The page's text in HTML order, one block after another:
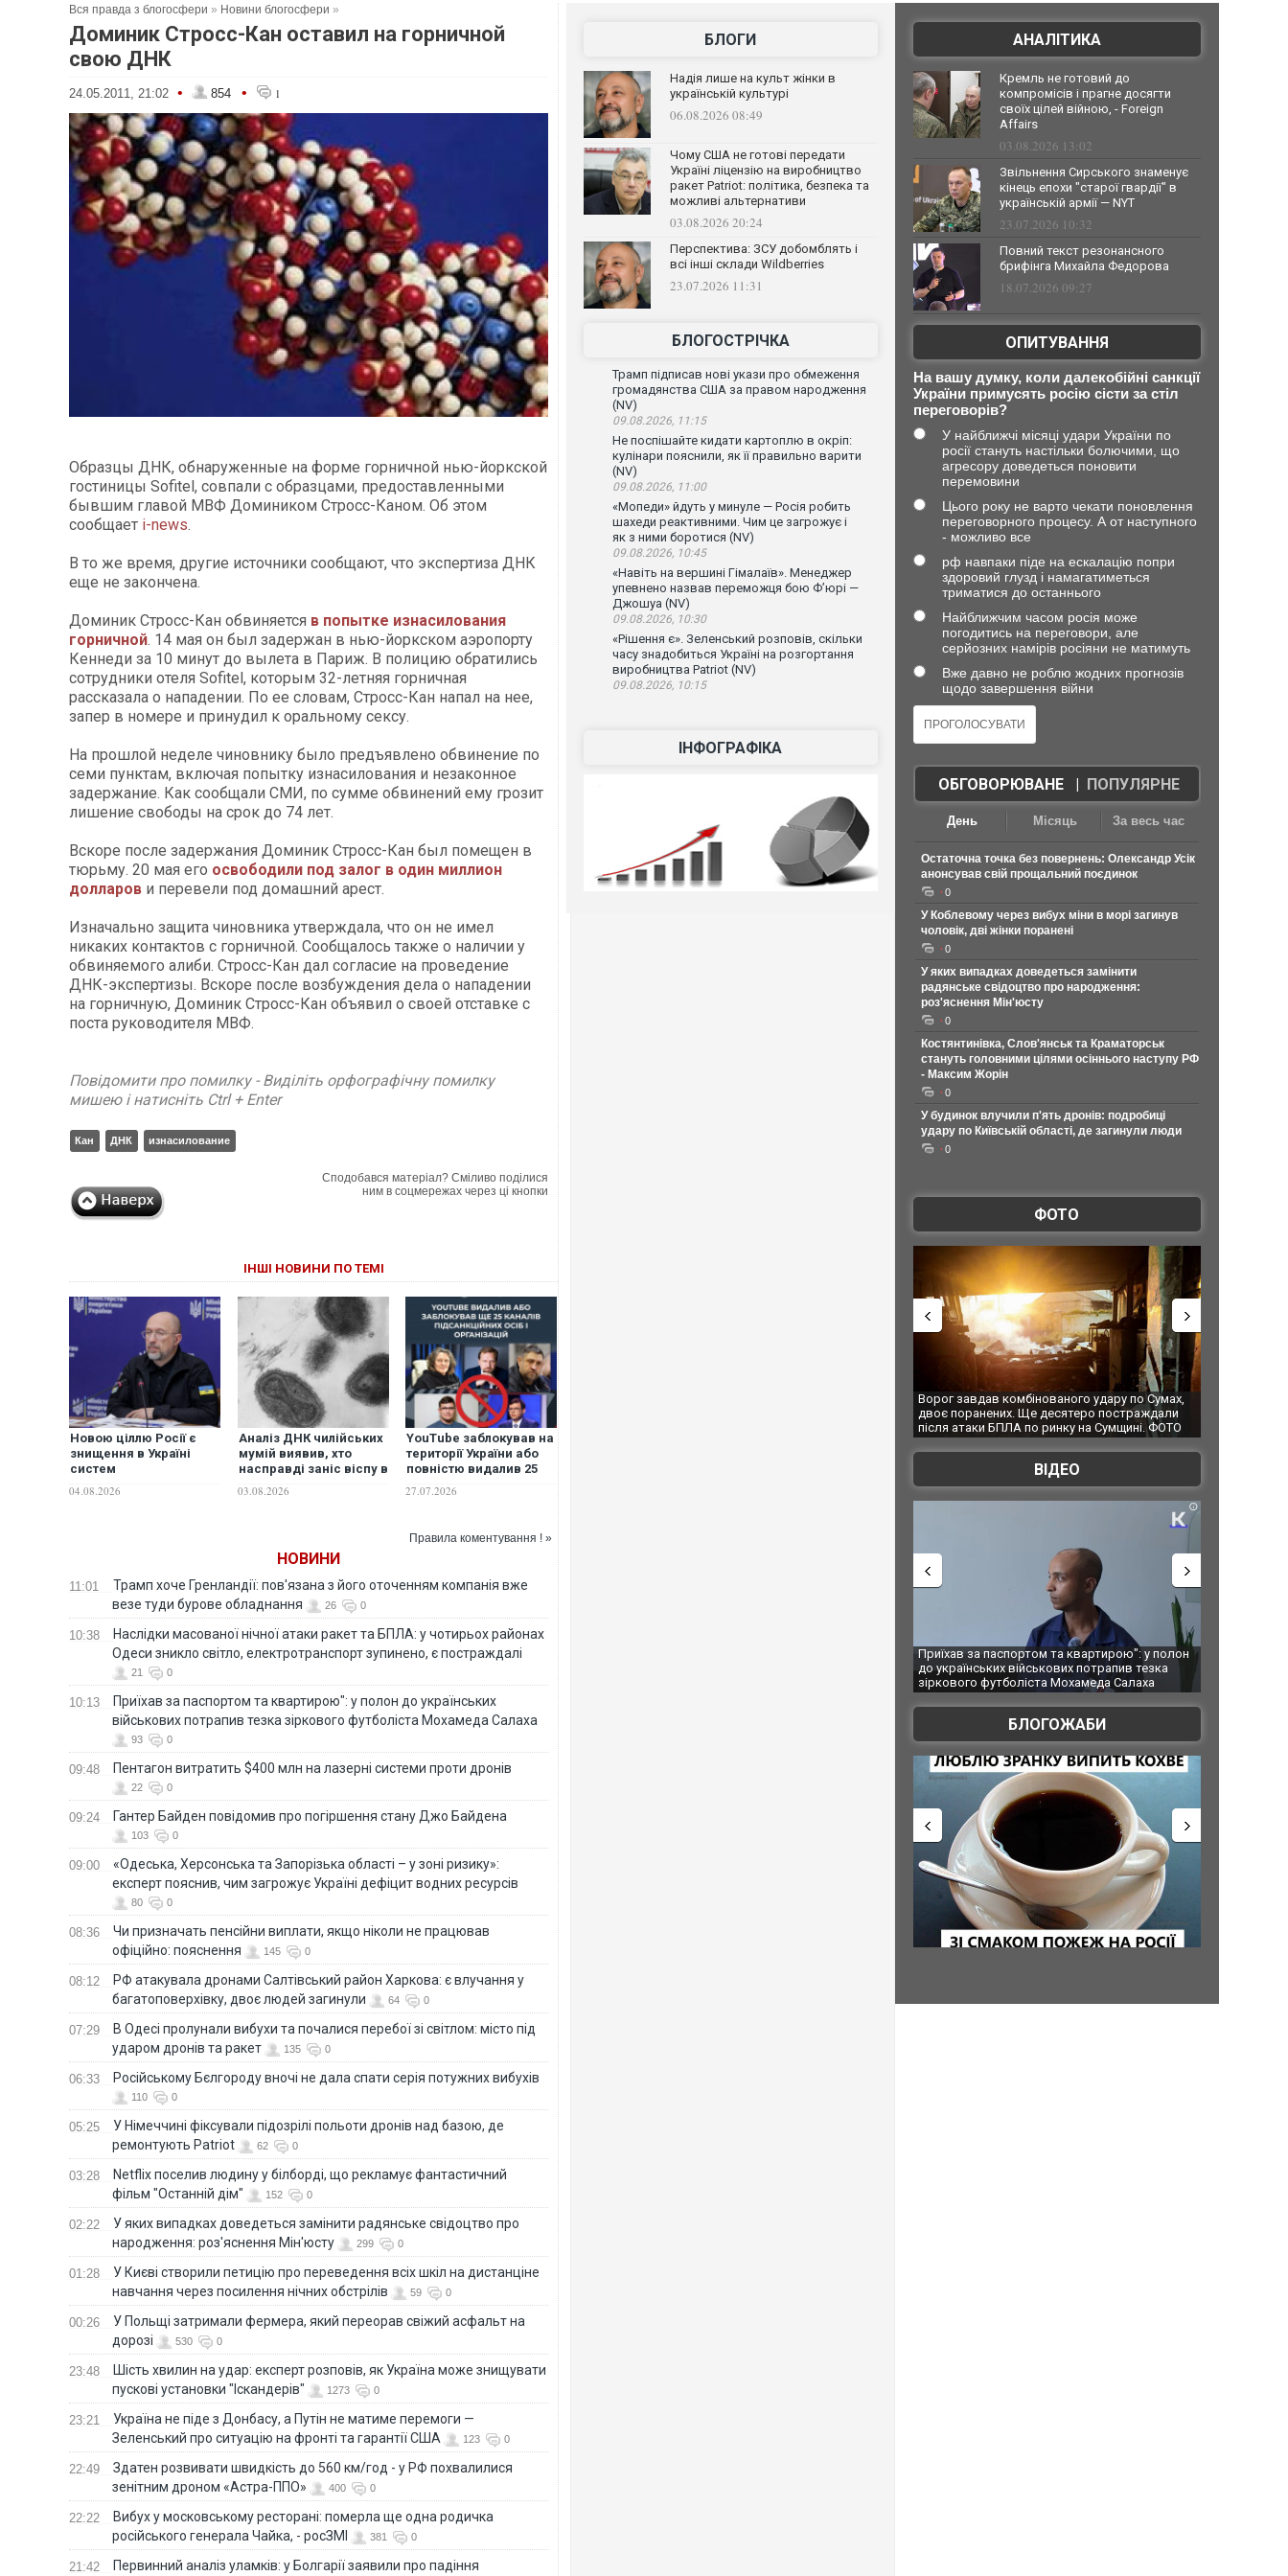
Вся правда з блогосфери » Новини блогосфери »
Доминик Стросс-Кан оставил на горничной
свою ДНК
24.05.2011, 21:02 • 854 • 1
Образцы ДНК, обнаруженные на форме горничной нью-йоркской
гостиницы Sofitel, совпали с образцами, предоставленными
бывшим главой МВФ Домиником Стросс-Каном. Об этом
сообщает i-news.
В то же время, другие источники сообщают, что экспертиза ДНК
еще не закончена.
Доминик Стросс-Кан обвиняется в попытке изнасилования
горничной. 14 мая он был задержан в нью-йоркском аэропорту
Кеннеди за 10 минут до вылета в Париж. В полицию обратились
сотрудники отеля Sofitel, которым 32-летняя горничная
рассказала о нападении. По ее словам, Стросс-Кан напал на нее,
запер в номере и принудил к оральному сексу.
На прошлой неделе чиновнику было предъявлено обвинение по
семи пунктам, включая попытку изнасилования и незаконное
задержание. Как сообщали СМИ, по сумме обвинений ему грозит
лишение свободы на срок до 74 лет.
Вскоре после задержания Доминик Стросс-Кан был помещен в
тюрьму. 20 мая его освободили под залог в один миллион
долларов и перевели под домашний арест.
Изначально защита чиновника утверждала, что он не имел
никаких контактов с горничной. Сообщалось также о наличии у
обвиняемого алиби. Стросс-Кан дал согласие на проведение
ДНК-экспертизы. Вскоре после возбуждения дела о нападении
на горничную, Доминик Стросс-Кан объявил о своей отставке с
поста руководителя МВФ.
Повідомити про помилку - Виділіть орфографічну помилку
мишею і натисніть Ctrl + Enter
Кан ДНК изнасилование
Сподобався матеріал? Сміливо поділися
ним в соцмережах через ці кнопки
ІНШІ НОВИНИ ПО ТЕМІ
Новою ціллю Росії є
знищення в Україні
систем
каналізації - Шмигаль
04.08.2026
Аналіз ДНК чилійських
мумій виявив, хто
насправді заніс віспу в
03.08.2026
YouTube заблокував на
території України або
повністю видалив 25
осіб та організацій
27.07.2026
Правила коментування ! »
НОВИНИ
11:01
Трамп хоче Гренландії: пов'язана з його оточенням компанія вже
везе туди бурове обладнання
26 0
10:38
Наслідки масованої нічної атаки ракет та БПЛА: у чотирьох районах
Одеси зникло світло, електротранспорт зупинено, є постраждалі
21 0
10:13
Приїхав за паспортом та квартирою": у полон до українських
військових потрапив тезка зіркового футболіста Мохамеда Салаха
93 0
09:48 Пентагон витратить $400 млн на лазерні системи проти дронів
22 0
09:24 Гантер Байден повідомив про погіршення стану Джо Байдена
103 0
09:00
«Одеська, Херсонська та Запорізька області – у зоні ризику»:
експерт пояснив, чим загрожує Україні дефіцит водних ресурсів
80 0
08:36
Чи призначать пенсійни виплати, якщо ніколи не працював
офіційно: пояснення
145 0
08:12
РФ атакувала дронами Салтівський район Харкова: є влучання у
багатоповерхівку, двоє людей загинули
64 0
07:29
В Одесі пролунали вибухи та почалися перебої зі світлом: місто під
ударом дронів та ракет
135 0
06:33 Російському Бєлгороду вночі не дала спати серія потужних вибухів
110 0
05:25
У Німеччині фіксували підозрілі польоти дронів над базою, де
ремонтують Patriot
62 0
03:28
Netflix поселив людину у білборді, що рекламує фантастичний
фільм "Останній дім"
152 0
02:22
У яких випадках доведеться замінити радянське свідоцтво про
народження: роз'яснення Мін'юсту
299 0
01:28
У Києві створили петицію про переведення всіх шкіл на дистанціне
навчання через посилення нічних обстрілів
59 0
00:26
У Польщі затримали фермера, який переорав свіжий асфальт на
дорозі
530 0
23:48
Шість хвилин на удар: експерт розповів, як Україна може знищувати
пускові установки "Іскандерів"
1273 0
23:21
Україна не піде з Донбасу, а Путін не матиме перемоги —
Зеленський про ситуацію на фронті та гарантії США
123 0
22:49
Здатен розвивати швидкість до 560 км/год - у РФ похвалилися
зенітним дроном «Астра-ППО»
400 0
22:22
Вибух у московському ресторані: померла ще одна родичка
російського генерала Чайка, - росЗМІ
381 0
21:42 Первинний аналіз уламків: у Болгарії заявили про падіння
БЛОГИ
Надія лише на культ жінки в
українській культурі
06.08.2026 08:49
Чому США не готові передати
Україні ліцензію на виробництво
ракет Patriot: політика, безпека та
можливі альтернативи
03.08.2026 20:24
Перспектива: ЗСУ добомблять і
всі інші склади Wildberries
23.07.2026 11:31
БЛОГОСТРІЧКА
Трамп підписав нові укази про обмеження
громадянства США за правом народження
(NV)
09.08.2026, 11:15
Не поспішайте кидати картоплю в окріп:
кулінари пояснили, як її правильно варити
(NV)
09.08.2026, 11:00
«Мопеди» йдуть у минуле — Росія робить
шахеди реактивними. Чим це загрожує і
як з ними боротися (NV)
09.08.2026, 10:45
«Навіть на вершині Гімалаїв». Менеджер
упевнено назвав переможця бою Ф’юрі —
Джошуа (NV)
09.08.2026, 10:30
«Рішення є». Зеленський розповів, скільки
часу знадобиться Україні на розгортання
виробництва Patriot (NV)
09.08.2026, 10:15
ІНФОГРАФІКА
АНАЛІТИКА
Кремль не готовий до
компромісів і прагне досягти
своїх цілей війною, - Foreign
Affairs
03.08.2026 13:02
Звільнення Сирського знаменує
кінець епохи "старої гвардії" в
українській армії — NYT
23.07.2026 10:32
Повний текст резонансного
брифінга Михайла Федорова
18.07.2026 09:27
ОПИТУВАННЯ
На вашу думку, коли далекобійні санкції
України примусять росію сісти за стіл
переговорів?
У найближчі місяці удари України по
росії стануть настільки болючими, що
агресору доведеться поновити
перемовини
Цього року не варто чекати поновлення
переговорного процесу. А от наступного
- можливо все
рф навпаки піде на ескалацію попри
здоровий глузд і намагатиметься
триматися до останнього
Найближчим часом росія може
погодитись на переговори, але
серйозних намірів росіяни не матимуть
Вже давно не роблю жодних прогнозів
щодо завершення війни
ОБГОВОРЮВАНЕ| ПОПУЛЯРНЕ
День Місяць За весь час
Остаточна точка без повернень: Олександр Усік
анонсував свій прощальний поєдинок
0
У Коблевому через вибух міни в морі загинув
чоловік, дві жінки поранені
0
У яких випадках доведеться замінити
радянське свідоцтво про народження:
роз'яснення Мін'юсту
0
Костянтинівка, Слов'янськ та Краматорськ
стануть головними цілями осіннього наступу РФ
- Максим Жорін
0
У будинок влучили п'ять дронів: подробиці
удару по Київській області, де загинули люди
0
ФОТО
Ворог завдав комбінованого удару по Сумах,
двоє поранених. Ще десятеро постраждали
після атаки БПЛА по ринку на Сумщині. ФОТО
За 2000 кілометрів від кордону з Україною: в
Єкатеринбурзі після атаки дронів загорівся
склад Wildberries. ФОТО. ВІДЕО
ВІДЕО
Приїхав за паспортом та квартирою": у полон
до українських військових потрапив тезка
зіркового футболіста Мохамеда Салаха
Одесу накрила потужна злива з градом та
ураганним вітром
БЛОГОЖАБИ